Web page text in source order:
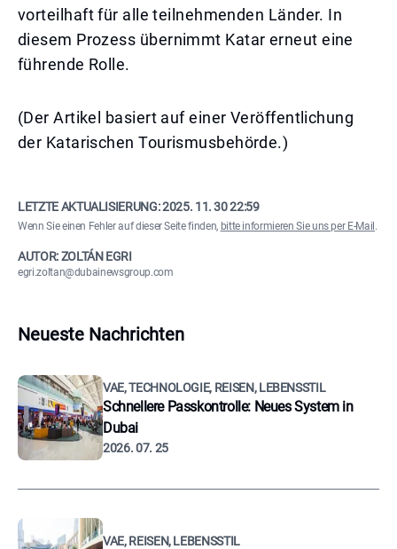
vorteilhaft für alle teilnehmenden Länder. In
diesem Prozess übernimmt Katar erneut eine
führende Rolle.
(Der Artikel basiert auf einer Veröffentlichung
der Katarischen Tourismusbehörde.)
LETZTE AKTUALISIERUNG:2025. 11. 30 22:59
Wenn Sie einen Fehler auf dieser Seite finden, bitte informieren Sie uns per E-Mail .
AUTOR: ZOLTÁN EGRI
egri.zoltan@dubainewsgroup.com
Neueste Nachrichten
VAE, TECHNOLOGIE, REISEN, LEBENSSTIL
Schnellere Passkontrolle: Neues System in
Dubai
2026. 07. 25
VAE, REISEN, LEBENSSTIL